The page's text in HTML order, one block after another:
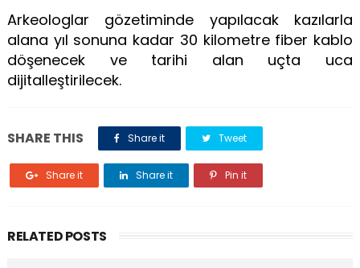
Arkeologlar gözetiminde yapılacak kazılarla
alana yıl sonuna kadar 30 kilometre fiber kablo
döşenecek ve tarihi alan uçta uca
dijitalleştirilecek.
SHARE THIS Share it Tweet
Share it Share it Pin it
RELATED POSTS